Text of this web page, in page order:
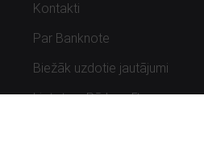
Kontakti
Par Banknote
Biežāk uzdotie jautājumi
Lietots – Pārbaudīts